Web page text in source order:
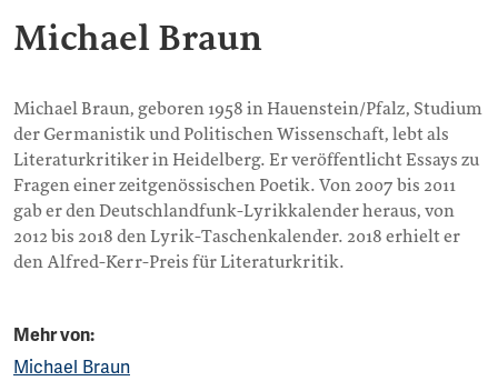
Michael Braun
Michael Braun, geboren 1958 in Hauenstein/Pfalz, Studium
der Germanistik und Politischen Wissenschaft, lebt als
Literaturkritiker in Heidelberg. Er veröffentlicht Essays zu
Fragen einer zeitgenössischen Poetik. Von 2007 bis 2011
gab er den Deutschlandfunk-Lyrikkalender heraus, von
2012 bis 2018 den Lyrik-Taschenkalender. 2018 erhielt er
den Alfred-Kerr-Preis für Literaturkritik.
Mehr von:
Michael Braun